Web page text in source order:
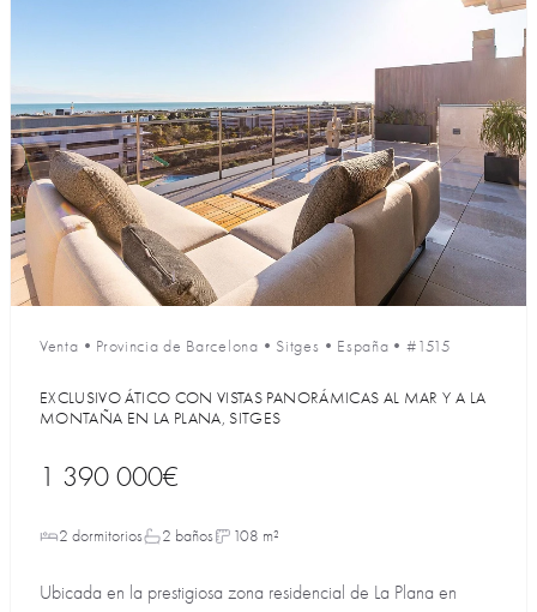
Venta • Provincia de Barcelona • Sitges • España •#1515
EXCLUSIVO ÁTICO CON VISTAS PANORÁMICAS AL MAR Y A LA
MONTAÑA EN LA PLANA, SITGES
1 390 000€
2 dormitorios 2 baños 108 m²
Ubicada en la prestigiosa zona residencial de La Plana en